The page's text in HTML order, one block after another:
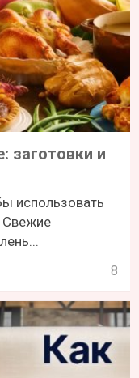
заготовки и
использовать
Свежие
8